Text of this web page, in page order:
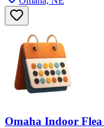
Omaha Indoor